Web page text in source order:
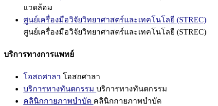
แวดล้อม
ศูนย์เครื่องมือวิจัยวิทยาศาสตร์และเทคโนโลยี (STREC)
ศูนย์เครื่องมือวิจัยวิทยาศาสตร์และเทคโนโลยี (STREC)
บริการทางการแพทย์
โอสถศาลา โอสถศาลา
บริการทางทันตกรรม บริการทางทันตกรรม
คลินิกกายภาพบำบัด คลินิกกายภาพบำบัด